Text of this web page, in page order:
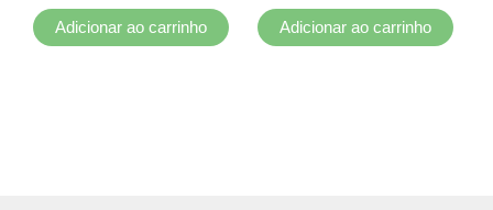
Adicionar ao carrinho Adicionar ao carrinho